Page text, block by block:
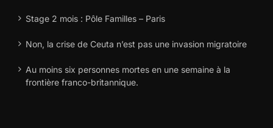
Stage 2 mois : Pôle Familles – Paris
Non, la crise de Ceuta n’est pas une invasion migratoire
Au moins six personnes mortes en une semaine à la
frontière franco-britannique.